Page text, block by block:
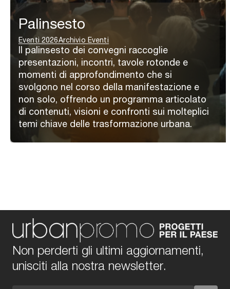
Palinsesto
Eventi 2026Archivio Eventi
Il palinsesto dei convegni raccoglie
presentazioni, incontri, tavole rotonde e
momenti di approfondimento che si
svolgono nel corso della manifestazione e
non solo, offrendo un programma articolato
di contenuti, visioni e confronti sui molteplici
temi chiave delle trasformazione urbana.
Non perderti gli ultimi aggiornamenti,
unisciti alla nostra newsletter.